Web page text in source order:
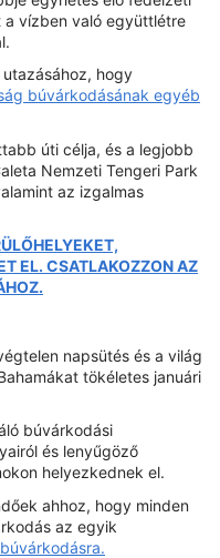
vízben való együttlétre
hogy
búvárkodásának egyéb
úti célja, és a legjobb
Nemzeti Tengeri Park
az izgalmas
EL. CSATLAKOZZON AZ
napsütés és a világ
tökéletes januári
búvárkodási
és lenyűgöző
helyezkednek el.
ahhoz, hogy minden
az egyik